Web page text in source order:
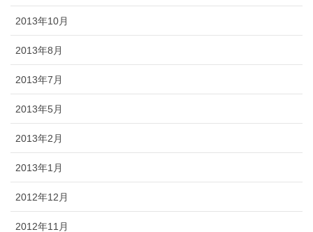
2013年10月
2013年8月
2013年7月
2013年5月
2013年2月
2013年1月
2012年12月
2012年11月